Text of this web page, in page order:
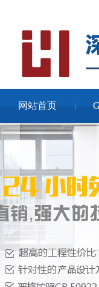
网站首页